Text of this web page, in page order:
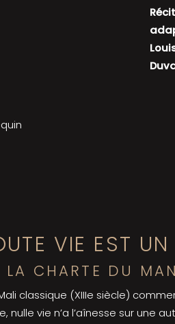
VIE EST UN
CHARTE DU
classique (XIIIe siècle)
nulle vie n’a l’aînesse sur une